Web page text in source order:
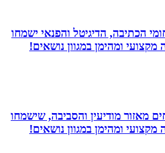
הכתיבה, הדיגיטל והפנאי ישמחו
ומהימן במגוון נושאים!
מודיעין והסביבה, שישמחו
ומהימן במגוון נושאים!